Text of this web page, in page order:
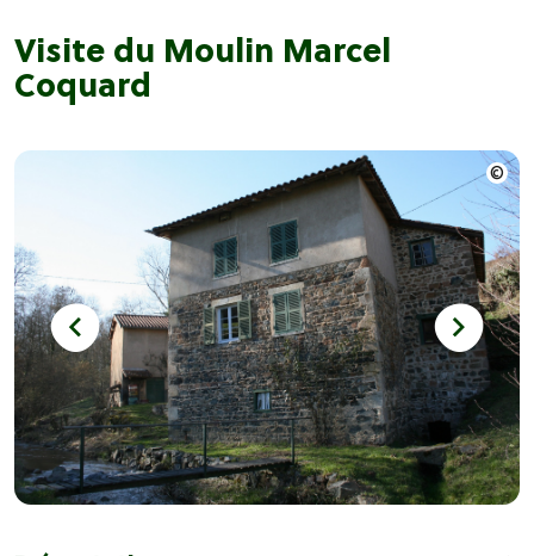
Visite du Moulin Marcel
Coquard